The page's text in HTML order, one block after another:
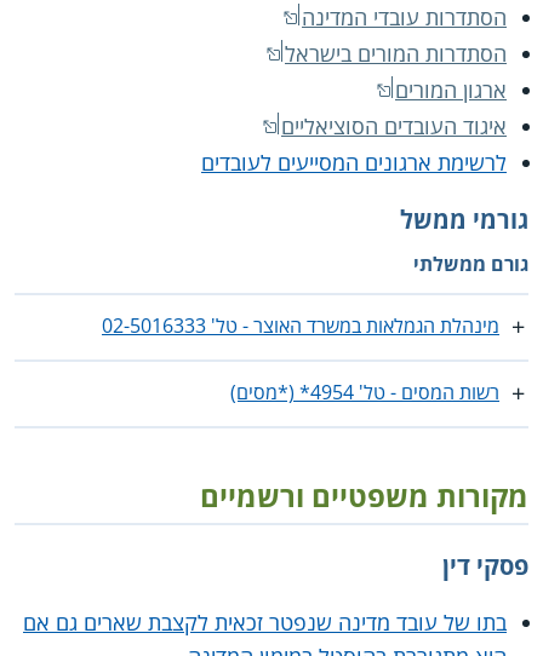
הסתדרות עובדי המדינה
הסתדרות המורים בישראל
ארגון המורים
איגוד העובדים הסוציאליים
לרשימת ארגונים המסייעים לעובדים
גורמי ממשל
גורם ממשלתי
מינהלת הגמלאות במשרד האוצר - טל' ‎02-5016333
רשות המסים - טל' 4954* (*מסים)
מקורות משפטיים ורשמיים
פסקי דין
בתו של עובד מדינה שנפטר זכאית לקצבת שארים גם אם